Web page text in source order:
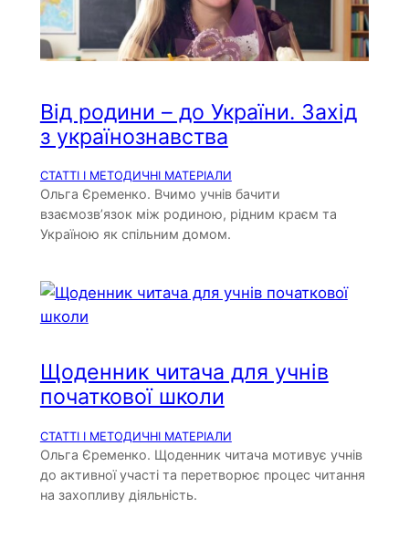
Від родини – до України. Захід
з українознавства
СТАТТІ І МЕТОДИЧНІ МАТЕРІАЛИ
Ольга Єременко. Вчимо учнів бачити
взаємозв’язок між родиною, рідним краєм та
Україною як спільним домом.
Щоденник читача для учнів
початкової школи
СТАТТІ І МЕТОДИЧНІ МАТЕРІАЛИ
Ольга Єременко. Щоденник читача мотивує учнів
до активної участі та перетворює процес читання
на захопливу діяльність.